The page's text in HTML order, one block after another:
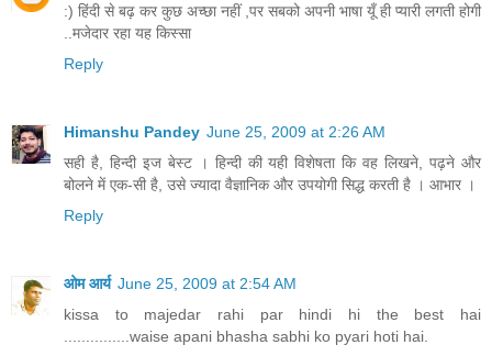
:) हिंदी से बढ़ कर कुछ अच्छा नहीं ,पर सबको अपनी भाषा यूँ ही प्यारी लगती होगी
..मजेदार रहा यह किस्सा
Reply
Himanshu Pandey June 25, 2009 at 2:26 AM
सही है, हिन्दी इज बेस्ट । हिन्दी की यही विशेषता कि वह लिखने, पढ़ने और
बोलने में एक-सी है, उसे ज्यादा वैज्ञानिक और उपयोगी सिद्ध करती है । आभार ।
Reply
ओम आर्य June 25, 2009 at 2:54 AM
kissa to majedar rahi par hindi hi the best hai
...............waise apani bhasha sabhi ko pyari hoti hai.